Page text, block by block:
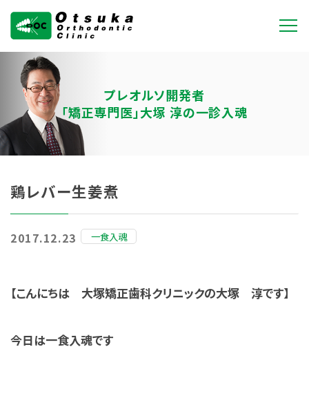
大塚矯正歯科クリニ
ック
プレオルソ開発者
「矯正専門医」大塚 淳の一診入魂
鶏レバー生姜煮
2017.12.23 一食入魂
【こんにちは 大塚矯正歯科クリニックの大塚 淳です】
今日は一食入魂です